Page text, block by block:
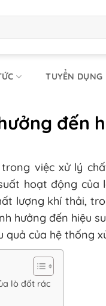
TUYỂN DỤNG
đến
việc xử lý
hoạt động
lượng khí thải,
hưởng đến hiệu
của hệ thống
lò đốt rác